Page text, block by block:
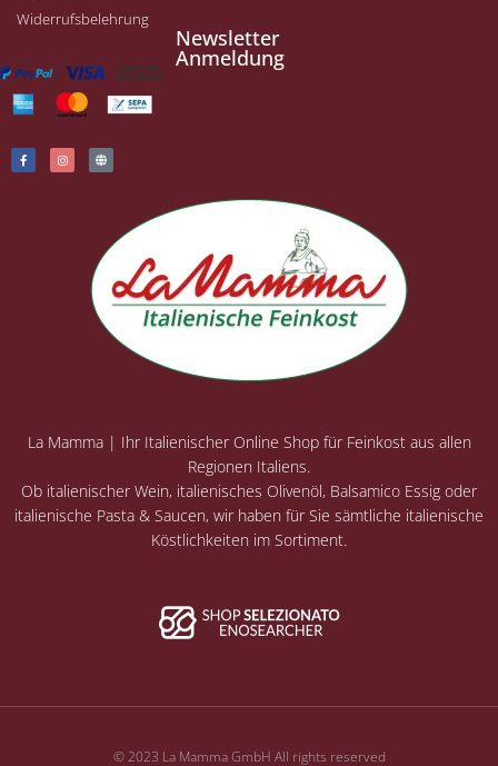
La Mamma | Ihr Italienischer Online Shop für Feinkost aus allen
Regionen Italiens.
Ob italienischer Wein, italienisches Olivenöl, Balsamico Essig oder
italienische Pasta & Saucen, wir haben für Sie sämtliche italienische
Köstlichkeiten im Sortiment.
Newsletter
Anmeldung
Widerrufsbelehrung
© 2023 La Mamma GmbH All rights reserved